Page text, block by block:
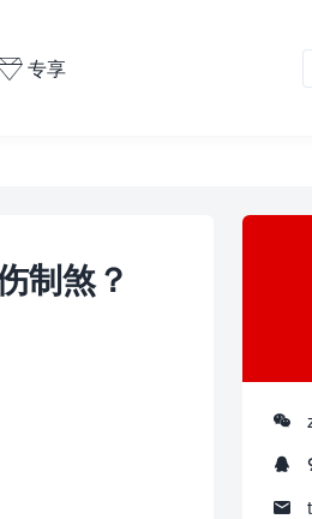
专享
制煞？


